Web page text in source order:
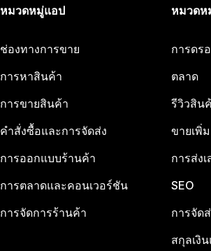
หมวดหมู่แอป
ช่องทางการขาย
การหาสินค้า
การขายสินค้า
คำสั่งซื้อและการจัดส่ง
การออกแบบร้านค้า
การตลาดและคอนเวอร์ชัน
การจัดการร้านค้า
หมวดห
การดร
ตลาด
รีวิวสิน
ขายเพิ่
การส่ง
SEO
การจัด
สกุลเงิ